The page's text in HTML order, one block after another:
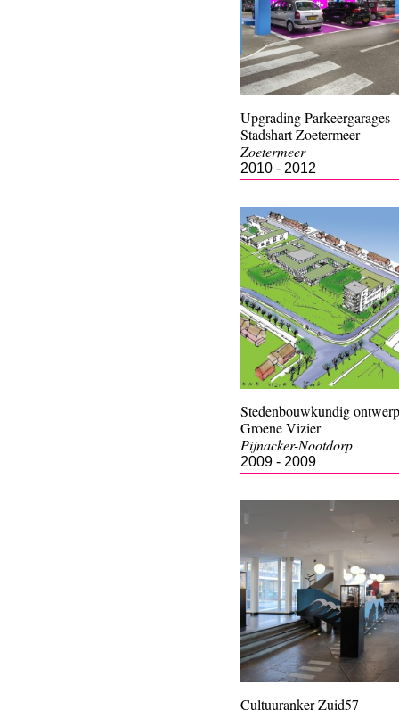
Upgrading Parkeergarages
Stadshart Zoetermeer
Zoetermeer
2010 - 2012
Stedenbouwkundig
Groene Vizier
Pijnacker-Nootdorp
2009 - 2009
Cultuuranker Zuid57